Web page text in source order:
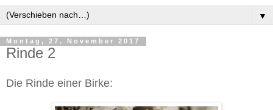
▼
Montag, 27. November 2017
Rinde 2
Die Rinde einer Birke: